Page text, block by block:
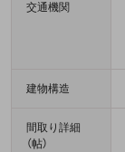
交通機関
建物構造
間取り詳細
（帖）